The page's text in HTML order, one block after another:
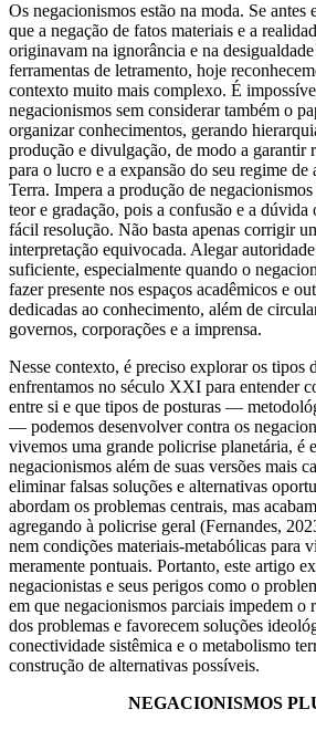
Os negacionismos estão na moda. Se antes
que a negação de fatos materiais e a
originavam na ignorância e na
ferramentas de letramento, hoje
contexto muito mais complexo. É
negacionismos sem considerar também o
organizar conhecimentos, gerando
produção e divulgação, de modo a garantir
para o lucro e a expansão do seu regime de
Terra. Impera a produção de
teor e gradação, pois a confusão e a dúvida
fácil resolução. Não basta apenas corrigir
interpretação equivocada. Alegar
suficiente, especialmente quando o
fazer presente nos espaços acadêmicos e
dedicadas ao conhecimento, além de
governos, corporações e a imprensa.
Nesse contexto, é preciso explorar os tipos
enfrentamos no século XXI para entender
entre si e que tipos de posturas —
— podemos desenvolver contra os
vivemos uma grande policrise planetária, é
negacionismos além de suas versões mais
eliminar falsas soluções e alternativas
abordam os problemas centrais, mas
agregando à policrise geral (Fernandes,
nem condições materiais-metabólicas para
meramente pontuais. Portanto, este artigo
negacionistas e seus perigos como o
em que negacionismos parciais impedem o
dos problemas e favorecem soluções
conectividade sistêmica e o metabolismo
construção de alternativas possíveis.
NEGACIONISMOS